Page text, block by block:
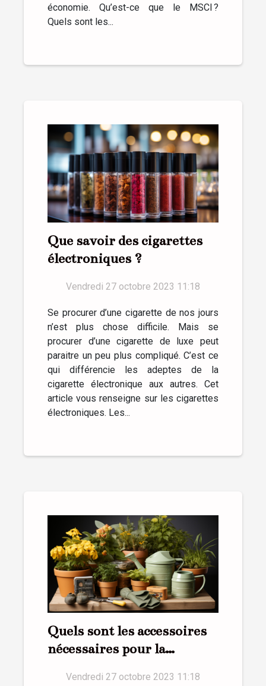
économie. Qu’est-ce que le MSCI ?
Quels sont les...
Que savoir des cigarettes
électroniques ?
Vendredi 27 octobre 2023 11:18
Se procurer d’une cigarette de nos jours
n’est plus chose difficile. Mais se
procurer d’une cigarette de luxe peut
paraitre un peu plus compliqué. C’est ce
qui différencie les adeptes de la
cigarette électronique aux autres. Cet
article vous renseigne sur les cigarettes
électroniques. Les...
Quels sont les accessoires
nécessaires pour la
Vendredi 27 octobre 2023 11:18